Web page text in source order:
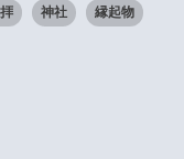
神社 縁起物